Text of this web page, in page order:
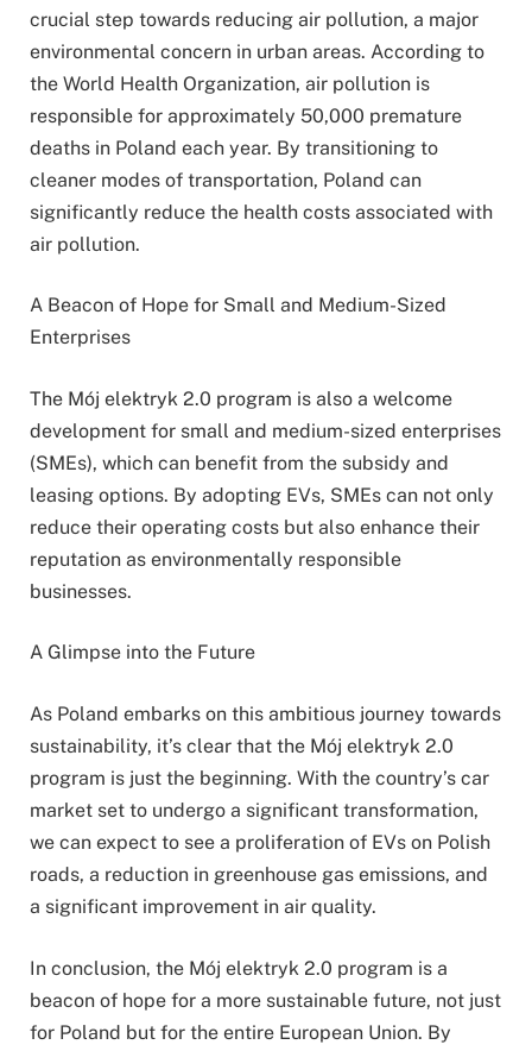
crucial step towards reducing air pollution, a major
environmental concern in urban areas. According to
the World Health Organization, air pollution is
responsible for approximately 50,000 premature
deaths in Poland each year. By transitioning to
cleaner modes of transportation, Poland can
significantly reduce the health costs associated with
air pollution.
A Beacon of Hope for Small and Medium-Sized
Enterprises
The Mój elektryk 2.0 program is also a welcome
development for small and medium-sized enterprises
(SMEs), which can benefit from the subsidy and
leasing options. By adopting EVs, SMEs can not only
reduce their operating costs but also enhance their
reputation as environmentally responsible
businesses.
A Glimpse into the Future
As Poland embarks on this ambitious journey towards
sustainability, it’s clear that the Mój elektryk 2.0
program is just the beginning. With the country’s car
market set to undergo a significant transformation,
we can expect to see a proliferation of EVs on Polish
roads, a reduction in greenhouse gas emissions, and
a significant improvement in air quality.
In conclusion, the Mój elektryk 2.0 program is a
beacon of hope for a more sustainable future, not just
for Poland but for the entire European Union. By